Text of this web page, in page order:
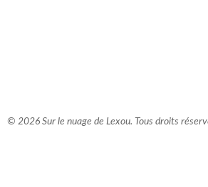
© 2026 Sur le nuage de Lexou. Tous droits